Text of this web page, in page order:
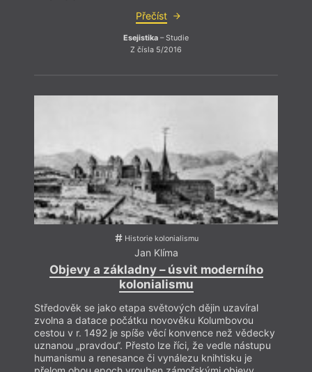
Přečíst
Esejistika – Studie
Z čísla 5/2016
Historie kolonialismu
Jan Klíma
Objevy a základny – úsvit moderního
kolonialismu
Středověk se jako etapa světových dějin uzavíral
zvolna a datace počátku novověku Kolumbovou
cestou v r. 1492 je spíše věcí konvence než vědecky
uznanou „pravdou“. Přesto lze říci, že vedle nástupu
humanismu a renesance či vynálezu knihtisku je